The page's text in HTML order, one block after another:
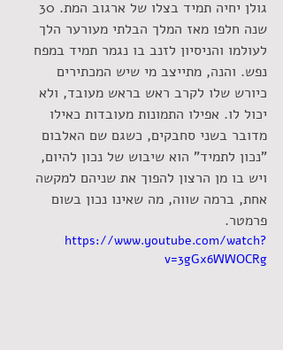
שנה חלפו מאז המלך הבלתי מעורער הלך
לעולמו והניסיון לזנב בו נגמר תמיד במפח
נפש. והנה, מתייצב מי שיש המכתירים
כיורש שלו לקרב ראש בראש מעובד, ולא
יכול לו. אפילו התמונות מעובדות כאילו
מדובר בשני סחבקים, כשגם שם האלבום
"נכון לתמיד" הוא שיבוש של נכון להיום,
ויש בו מן הרצון להפוך את שניהם למקשה
אחת, ברמה שווה, מה שאינו נכון בשום
פרמטר.
https://www.youtube.com/watch?
v=3gGx6WWOCRg